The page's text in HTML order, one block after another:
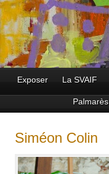
Exposer La SVAIF
Palmarès
Siméon Colin